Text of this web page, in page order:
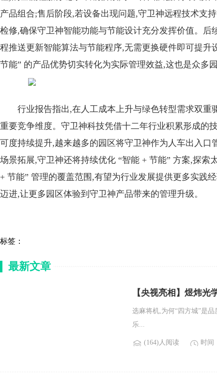
产品组合;售后阶段,若设备出现问题,守卫神远程技术支
检修,确保守卫神智能功能与节能设计充分发挥价值。
程推送更新智能算法与节能程序,无需更换硬件即可提
节能” 的产品优势切实转化为实际管理效益,这也是众多
行业报告指出,在人工成本上升与绿色转型需求双重
重要竞争维度。守卫神科技凭借十二年行业积累形成的
可度持续提升,越来越多的园区将守卫神作为人车出入
场景拓展,守卫神还将持续优化 “智能 + 节能” 方案,探
+ 节能” 管理的覆盖范围,有望为行业发展提供更多实践
迈进,让更多园区体验到守卫神产品带来的管理升级。
标签：
最新文章
【央视亮相】煜炜光
选麻将机,为何“四方城”是
乐...
(164)人阅读 时间